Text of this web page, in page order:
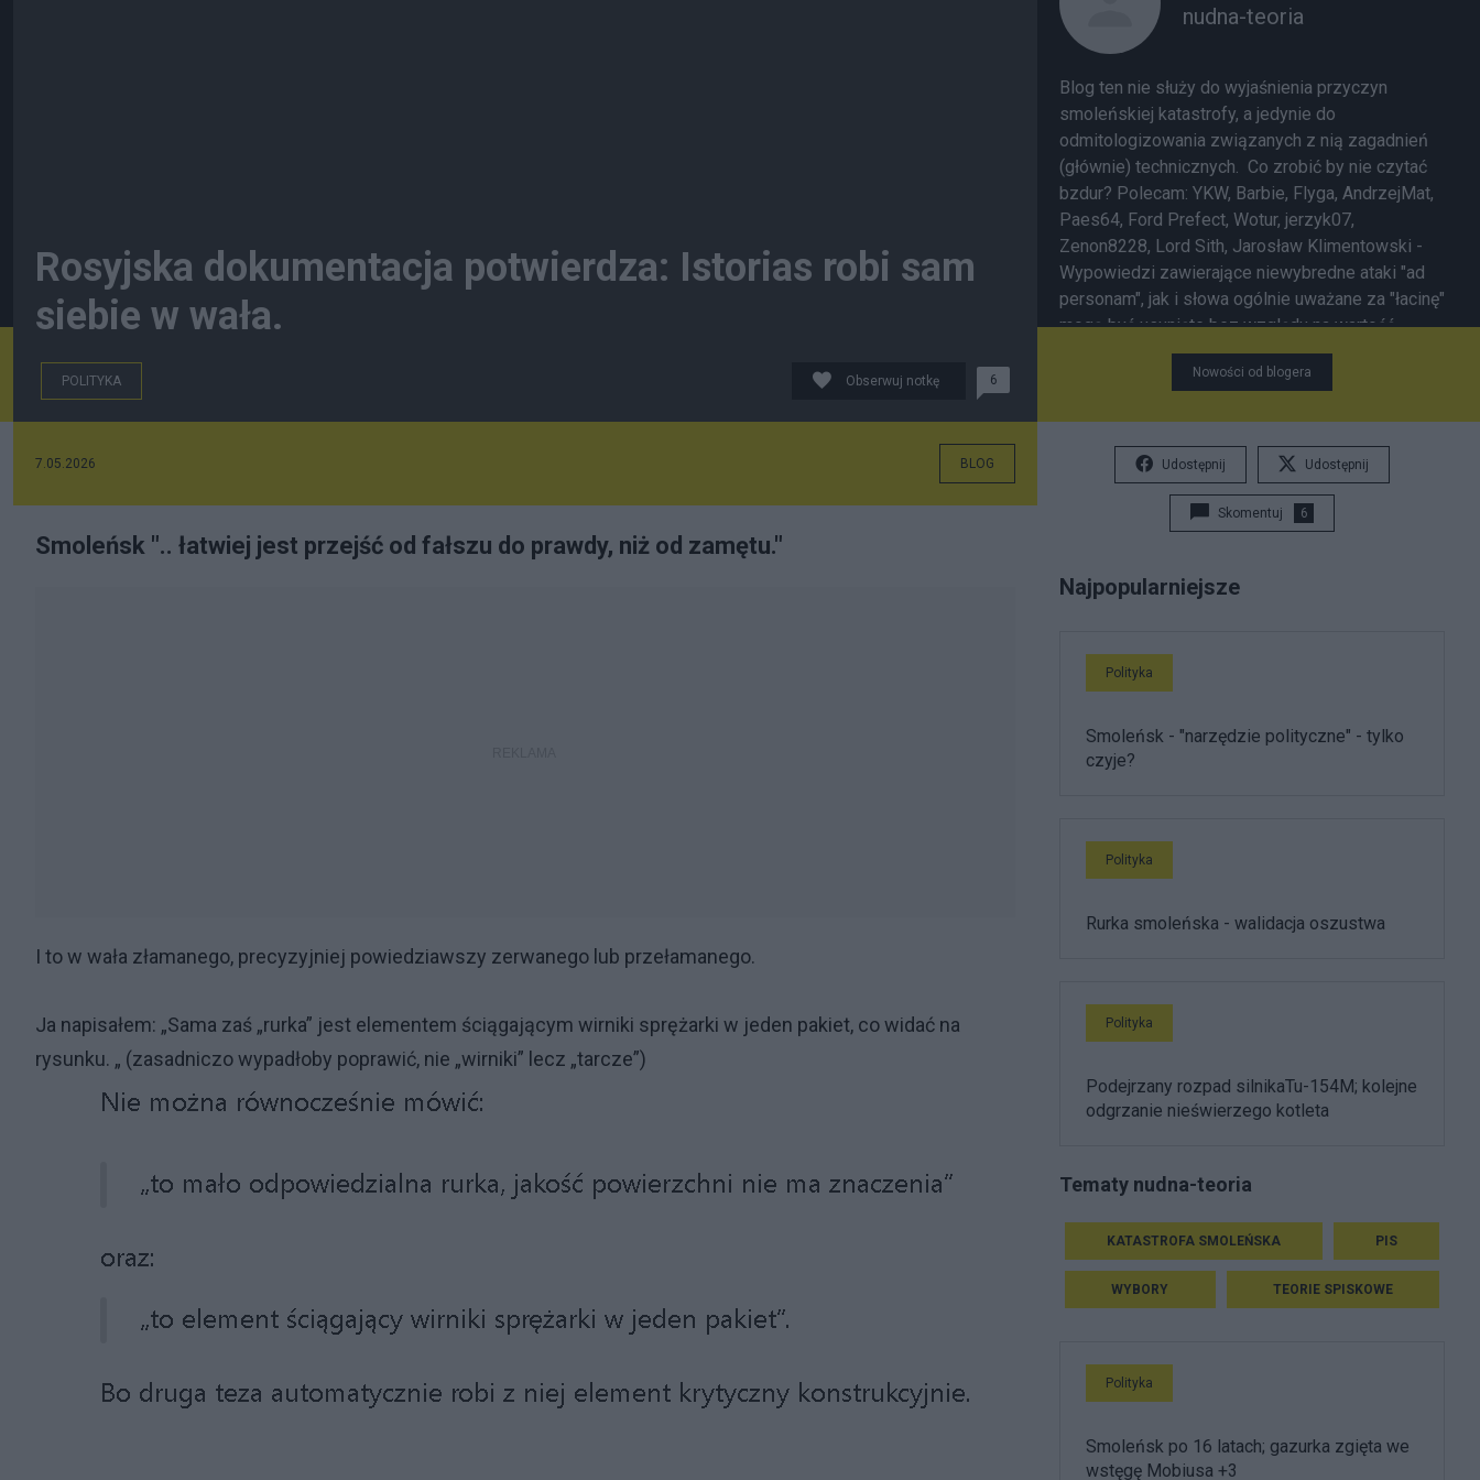
Rosyjska dokumentacja potwierdza: Istorias robi sam
siebie w wała.
POLITYKA Obserwuj notkę 6
7.05.2026 BLOG
Smoleńsk ".. łatwiej jest przejść od fałszu do prawdy, niż od zamętu."
I to w wała złamanego, precyzyjniej powiedziawszy zerwanego lub przełamanego.
Ja napisałem: „Sama zaś „rurka” jest elementem ściągającym wirniki sprężarki w jeden pakiet, co widać na
rysunku. „ (zasadniczo wypadłoby poprawić, nie „wirniki” lecz „tarcze”)
nudna-teoria
Blog ten nie służy do wyjaśnienia przyczyn
smoleńskiej katastrofy, a jedynie do
odmitologizowania związanych z nią zagadnień
(głównie) technicznych. Co zrobić by nie czytać
bzdur? Polecam: YKW, Barbie, Flyga, AndrzejMat,
Paes64, Ford Prefect, Wotur, jerzyk07,
Zenon8228, Lord Sith, Jarosław Klimentowski -
Wypowiedzi zawierające niewybredne ataki "ad
personam", jak i słowa ogólnie uważane za "łacinę"
mogą być usunięte bez względu na wartość
merytoryczną; jedyne ograniczenie wolności
Nowości od blogera
Udostępnij Udostępnij
Skomentuj 6
Najpopularniejsze
Polityka
Smoleńsk - "narzędzie polityczne" - tylko
czyje?
Polityka
Rurka smoleńska - walidacja oszustwa
Polityka
Podejrzany rozpad silnikaTu-154M; kolejne
odgrzanie nieświerzego kotleta
Tematy nudna-teoria
KATASTROFA SMOLEŃSKA PIS
WYBORY TEORIE SPISKOWE
Polityka
Smoleńsk po 16 latach; gazurka zgięta we
wstęgę Mobiusa +3